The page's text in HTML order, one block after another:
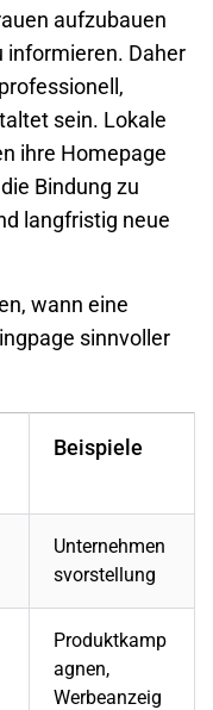
aufzubauen
informieren. Daher
sein. Lokale
ihre Homepage
Bindung zu
langfristig neue
wann eine
sinnvoller
Beispiele
Unternehmen
svorstellung
Produktkamp
agnen,
Werbeanzeig